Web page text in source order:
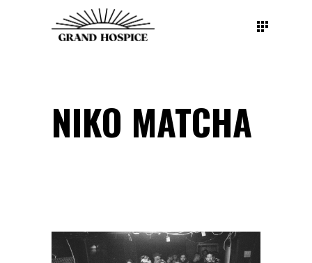
NIKO MATCHA